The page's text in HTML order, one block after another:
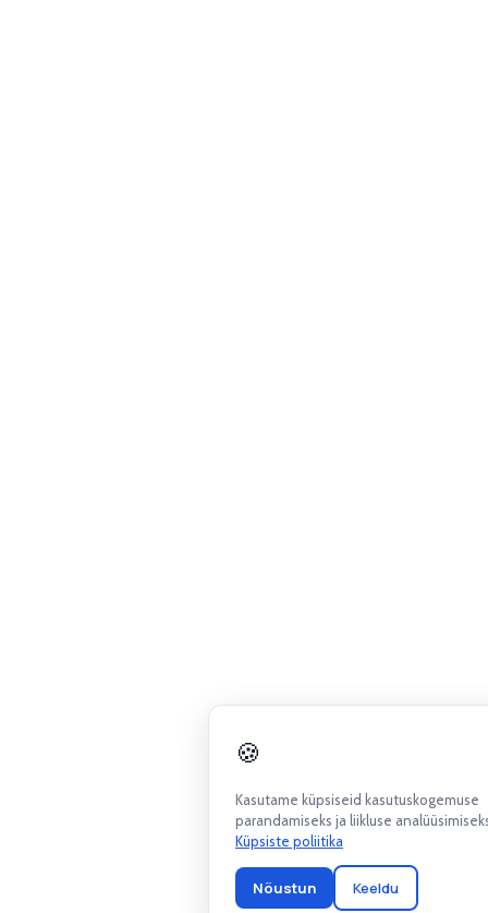
🍪
Kasutame küpsiseid kasutuskogemuse
parandamiseks ja liikluse
Küpsiste poliitika
Nõustun Keeldu